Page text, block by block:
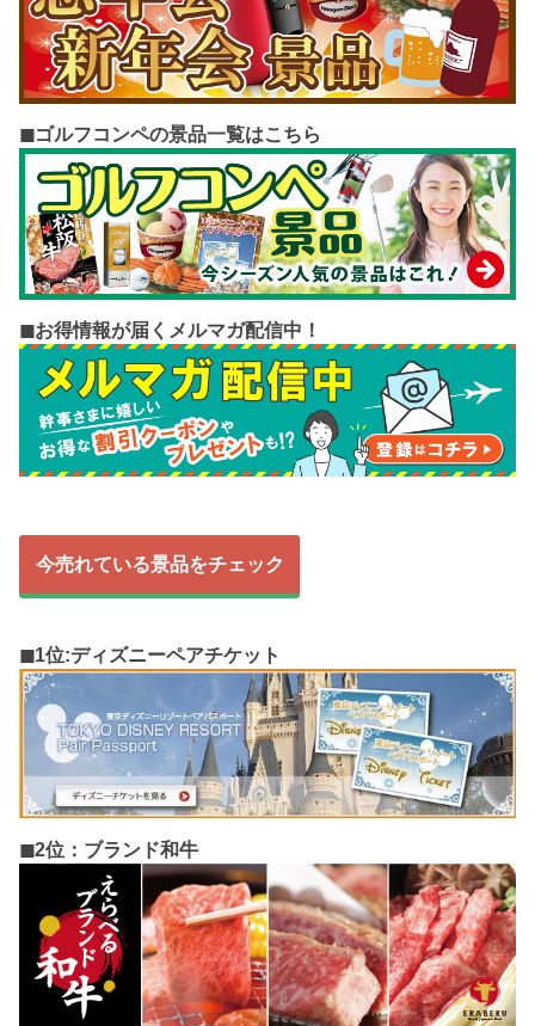
◼︎ゴルフコンペの景品一覧はこちら
◼︎お得情報が届くメルマガ配信中！
今売れている景品をチェック
◼︎1位:ディズニーペアチケット
◼︎2位：ブランド和牛